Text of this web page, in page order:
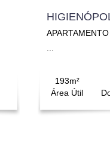
193m²
Área Útil